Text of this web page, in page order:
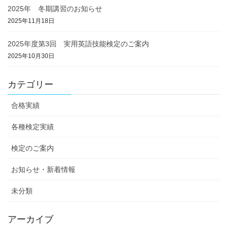
2025年 冬期講習のお知らせ
2025年11月18日
2025年度第3回 実用英語技能検定のご案内
2025年10月30日
カテゴリー
合格実績
各種検定実績
検定のご案内
お知らせ・新着情報
未分類
アーカイブ